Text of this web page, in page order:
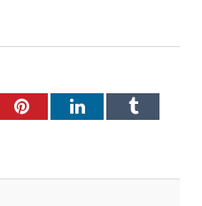
PinterestLinkedInTumblr